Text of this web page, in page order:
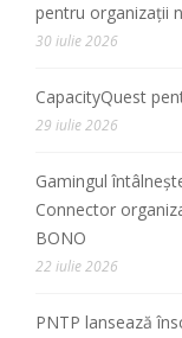
pentru organizații
30 iulie 2026
CapacityQuest
29 iulie 2026
Gamingul
Connector
BONO
22 iulie 2026
PNTP lansează